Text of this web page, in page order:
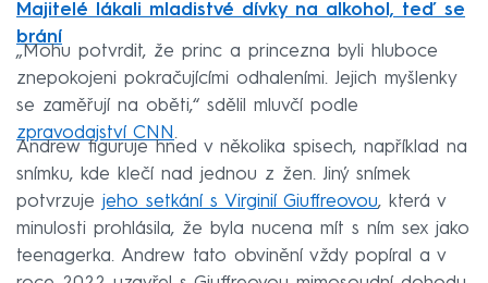
Majitelé lákali mladistvé dívky na alkohol, teď se
brání
„Mohu potvrdit, že princ a princezna byli hluboce
znepokojeni pokračujícími odhaleními. Jejich myšlenky
se zaměřují na oběti,“ sdělil mluvčí podle
zpravodajství CNN.
Andrew figuruje hned v několika spisech, například na
snímku, kde klečí nad jednou z žen. Jiný snímek
potvrzuje jeho setkání s Virginií Giuffreovou, která v
minulosti prohlásila, že byla nucena mít s ním sex jako
teenagerka. Andrew tato obvinění vždy popíral a v